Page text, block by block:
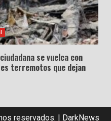
se vuelca con
terremotos que dejan
reservados. DarkNews